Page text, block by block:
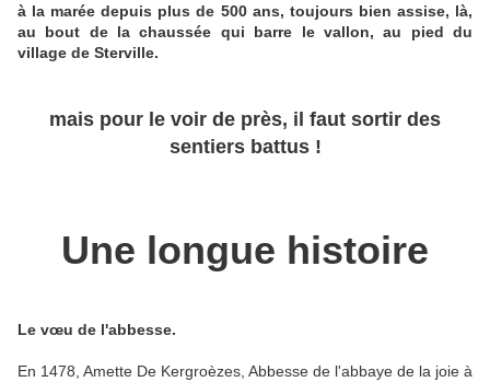
à la marée depuis plus de 500 ans, toujours bien assise, là,
au bout de la chaussée qui barre le vallon, au pied du
village de Sterville.
mais pour le voir de près, il faut sortir des
sentiers battus !
Une longue histoire
Le vœu de l'abbesse.
En 1478, Amette De Kergroèzes, Abbesse de l'abbaye de la joie à